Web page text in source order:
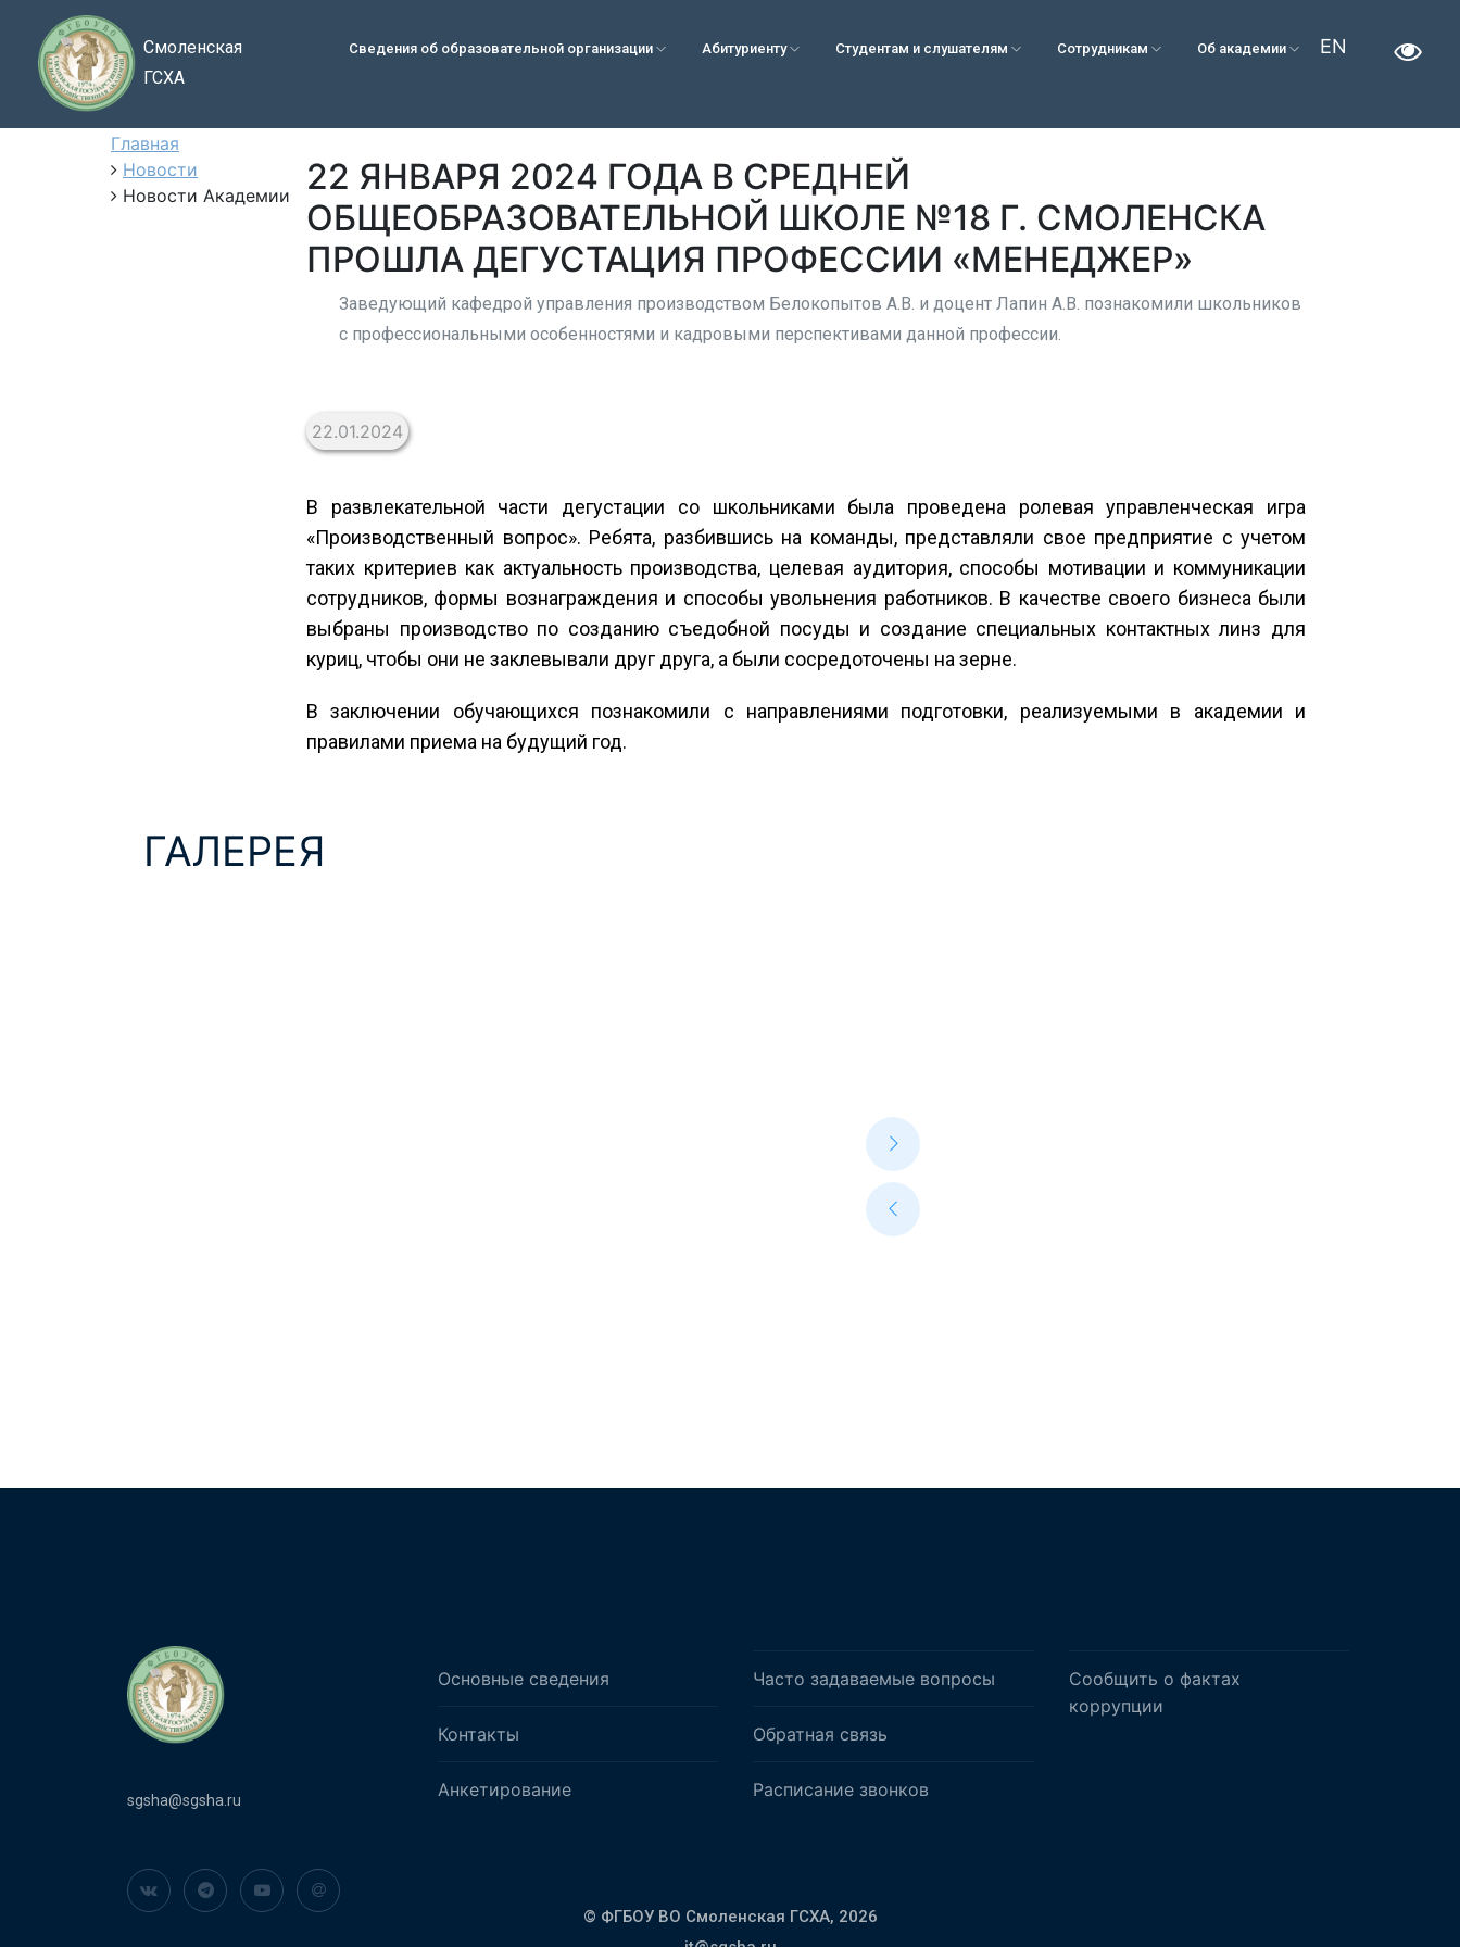
Смоленская
ГСХА
Сведения об образовательной организации Абитуриенту Студентам и слушателям Сотрудникам Об академии EN
Главная
Новости
Новости Академии
22 ЯНВАРЯ 2024 ГОДА В СРЕДНЕЙ
ОБЩЕОБРАЗОВАТЕЛЬНОЙ ШКОЛЕ №18 Г. СМОЛЕНСКА
ПРОШЛА ДЕГУСТАЦИЯ ПРОФЕССИИ «МЕНЕДЖЕР»
Заведующий кафедрой управления производством Белокопытов А.В. и доцент Лапин А.В. познакомили школьников
с профессиональными особенностями и кадровыми перспективами данной профессии.
22.01.2024
В развлекательной части дегустации со школьниками была проведена ролевая управленческая игра
«Производственный вопрос». Ребята, разбившись на команды, представляли свое предприятие с учетом
таких критериев как актуальность производства, целевая аудитория, способы мотивации и коммуникации
сотрудников, формы вознаграждения и способы увольнения работников. В качестве своего бизнеса были
выбраны производство по созданию съедобной посуды и создание специальных контактных линз для
куриц, чтобы они не заклевывали друг друга, а были сосредоточены на зерне.
В заключении обучающихся познакомили с направлениями подготовки, реализуемыми в академии и
правилами приема на будущий год.
ГАЛЕРЕЯ
sgsha@sgsha.ru
Основные сведения
Контакты
Анкетирование
Часто задаваемые вопросы
Обратная связь
Расписание звонков
Сообщить о фактах
коррупции
© ФГБОУ ВО Смоленская ГСХА, 2026